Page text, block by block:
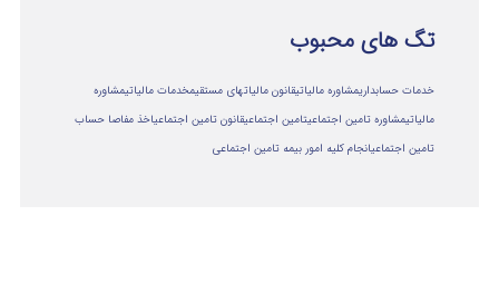
تگ های محبوب
خدمات حسابداریمشاوره مالیاتیقانون مالیاتهای مستقیمخدمات مالیاتیمشاوره
مالياتيمشاوره تامین اجتماعیتامین اجتماعیقانون تامین اجتماعیاخذ مفاصا حساب
تامین اجتماعیانجام کلیه امور بیمه تامین اجتماعی